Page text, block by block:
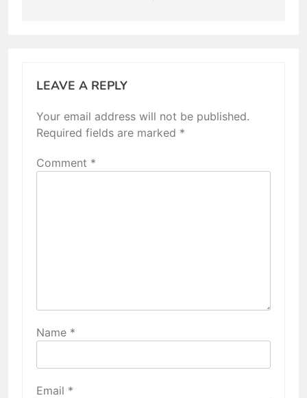
LEAVE A REPLY
Your email address will not be published.
Required fields are marked *
Comment *
Name *
Email *